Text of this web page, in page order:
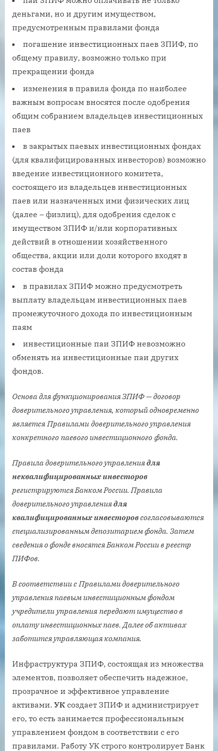
деньгами, но и другим имуществом,
предусмотренным правилами фонда
погашение инвестиционных паев ЗПИФ, по
общему правилу, возможно только при
прекращении фонда
изменения в правила фонда по наиболее
важным вопросам вносятся после одобрения
общим собранием владельцев инвестиционных
паев
в закрытых паевых инвестиционных фондах
(для квалифицированных инвесторов) возможно
введение инвестиционного комитета,
состоящего из владельцев инвестиционных
паев или назначенных ими физических лиц
(далее – физлиц), для одобрения сделок с
имуществом ЗПИФ и/или корпоративных
действий в отношении хозяйственного
общества, акции или доли которого входят в
состав фонда
в правилах ЗПИФ можно предусмотреть
выплату владельцам инвестиционных паев
промежуточного дохода по инвестиционным
паям
инвестиционные паи ЗПИФ невозможно
обменять на инвестиционные паи других
фондов.
Основа для функционирования ЗПИФ — договор
доверительного управления, который одновременно
является Правилами доверительного управления
конкретного паевого инвестиционного фонда.
Правила доверительного управлениядля
неквалифицированных инвесторов
регистрируются Банком России. Правила
доверительного управлениядля
квалифицированных инвесторовсогласовываются
специализированным депозитарием фонда. Затем
сведения о фонде вносятся Банком России в реестр
ПИФов.
В соответствии с Правилами доверительного
управления паевым инвестиционным фондом
учредители управления передают имущество в
оплату инвестиционных паев. Далее об активах
заботится управляющая компания.
Инфраструктура ЗПИФ, состоящая из множества
элементов, позволяет обеспечить надежное,
прозрачное и эффективное управление
активами. УК создает ЗПИФ и администрирует
его, то есть занимается профессиональным
управлением фондом в соответствии с его
правилами. Работу УК строго контролирует Банк